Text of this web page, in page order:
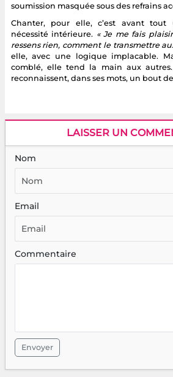
soumission masquée sous des refrains
Chanter, pour elle, c’est avant
nécessité intérieure. « Je me fais
ressens rien, comment le transmettre
elle, avec une logique implacable.
comblé, elle tend la main aux
reconnaissent, dans ses mots, un bout
LAISSER UN
Nom
Email
Commentaire
Envoyer